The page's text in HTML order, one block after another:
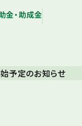
金・助成金
予定のお知らせ